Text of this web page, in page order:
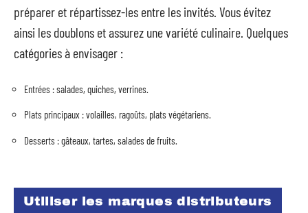
préparer et répartissez-les entre les invités. Vous évitez
ainsi les doublons et assurez une variété culinaire. Quelques
catégories à envisager :
Entrées : salades, quiches, verrines.
Plats principaux : volailles, ragoûts, plats végétariens.
Desserts : gâteaux, tartes, salades de fruits.
Utiliser les marques distributeurs